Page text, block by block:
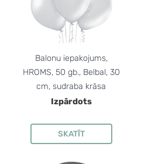
Balonu iepakojums,
HROMS, 50 gb., Belbal, 30
cm, sudraba krāsa
Izpārdots
SKATĪT